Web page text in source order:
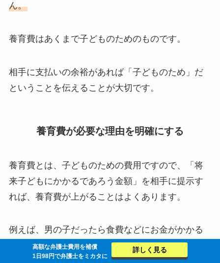
ん。
養育費はあくまで子どものためのものです。
相手に支払いの余裕があれば「子どものため」だ
ということを伝えることが大切です。
養育費が必要な理由を明確にする
養育費とは、子どものための費用ですので、「将
来子どもにかかるであろう金額」を相手に提示す
れば、養育費が上がることはよくあります。
例えば、男の子だったら食費などにお金がかかる
場合がありますし、女の子だと衣服代など何かと
高額な弁護士費用を補償
1日98円で弁護士をミカタに
詳しく見る